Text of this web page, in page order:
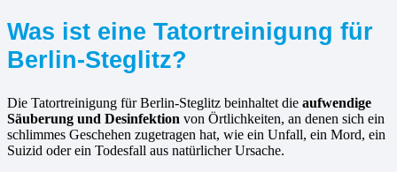
Was ist eine Tatortreinigung für
Berlin-Steglitz?
Die Tatortreinigung für Berlin-Steglitz beinhaltet die aufwendige
Säuberung und Desinfektion von Örtlichkeiten, an denen sich ein
schlimmes Geschehen zugetragen hat, wie ein Unfall, ein Mord, ein
Suizid oder ein Todesfall aus natürlicher Ursache.